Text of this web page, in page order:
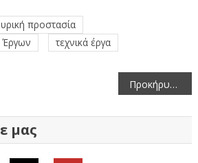
προστασία
Έργων
τεχνικά έργα
Προκήρυξη Συνοπτικού Διαγωνισμού «Καθαρισμός Κοίτης Ρέματος στην Τ.Κ. Φιλιππαίων»
μας